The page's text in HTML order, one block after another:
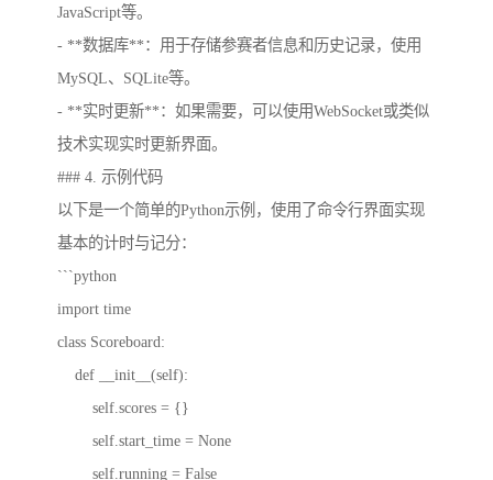
JavaScript等。
- **数据库**：用于存储参赛者信息和历史记录，使用
MySQL、SQLite等。
- **实时更新**：如果需要，可以使用WebSocket或类似
技术实现实时更新界面。
### 4. 示例代码
以下是一个简单的Python示例，使用了命令行界面实现
基本的计时与记分：
```python
import time
class Scoreboard:
def __init__(self):
self.scores = {}
self.start_time = None
self.running = False